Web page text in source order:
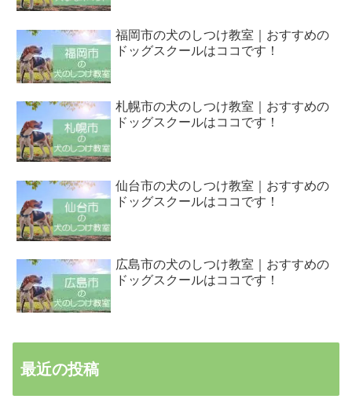
福岡市の犬のしつけ教室｜おすすめの
ドッグスクールはココです！
札幌市の犬のしつけ教室｜おすすめの
ドッグスクールはココです！
仙台市の犬のしつけ教室｜おすすめの
ドッグスクールはココです！
広島市の犬のしつけ教室｜おすすめの
ドッグスクールはココです！
最近の投稿